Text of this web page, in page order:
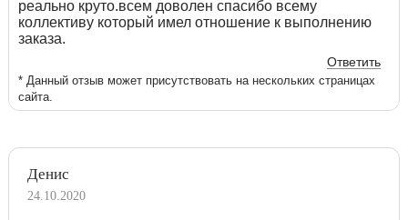
реально круто.всем доволен спасибо всему
коллективу который имел отношение к выполнению
заказа.
Ответить
* Данный отзыв может присутствовать на нескольких страницах
сайта.
Денис
24.10.2020